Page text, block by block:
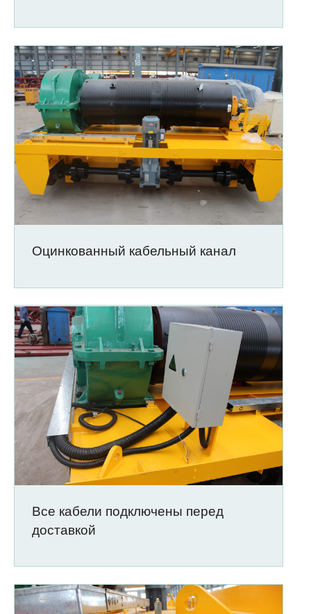
Оцинкованный кабельный канал
Все кабели подключены перед
доставкой